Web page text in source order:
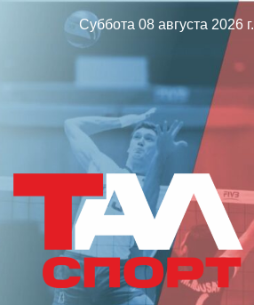
Суббота 08 августа 2026 г.